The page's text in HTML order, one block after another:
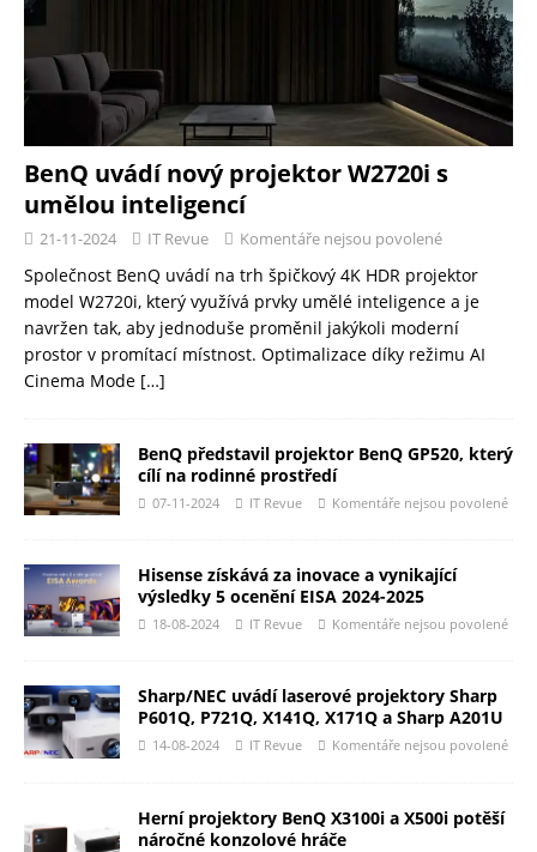
BenQ uvádí nový projektor W2720i s
umělou inteligencí
21-11-2024 IT Revue Komentáře nejsou povolené
Společnost BenQ uvádí na trh špičkový 4K HDR projektor
model W2720i, který využívá prvky umělé inteligence a je
navržen tak, aby jednoduše proměnil jakýkoli moderní
prostor v promítací místnost. Optimalizace díky režimu AI
Cinema Mode […]
BenQ představil projektor BenQ GP520, který
cílí na rodinné prostředí
07-11-2024 IT Revue Komentáře nejsou povolené
Hisense získává za inovace a vynikající
výsledky 5 ocenění EISA 2024-2025
18-08-2024 IT Revue Komentáře nejsou povolené
Sharp/NEC uvádí laserové projektory Sharp
P601Q, P721Q, X141Q, X171Q a Sharp A201U
14-08-2024 IT Revue Komentáře nejsou povolené
Herní projektory BenQ X3100i a X500i potěší
náročné konzolové hráče